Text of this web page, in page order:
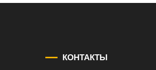
КОНТАКТЫ